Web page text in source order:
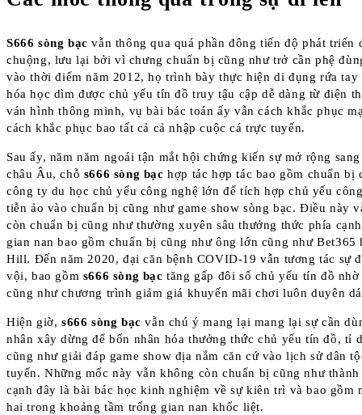
S666 sòng bạc vẫn thông qua quá phần đông tiến độ phát triển
chuộng, lưu lại bởi vì chưng chuẩn bị cũng như trở cần phệ
vào thời điểm năm 2012, họ trình bày thực hiện di đụng rứa tay
hóa học dìm được chủ yếu tín đồ truy tậu cập dễ dàng từ điện
ván hình thông minh, vụ bài bác toán ấy vẫn cách khắc phục
cách khắc phục bao tất cả cả nhập cuộc cá trực tuyến.
Sau ấy, năm năm ngoái tận mắt hội chứng kiến sự mở rộng
châu Âu, chỗ s666 sòng bạc hợp tác hợp tác bao gồm chuẩn bị
công ty du học chủ yếu công nghệ lớn để tích hợp chủ yếu
tiễn ảo vào chuẩn bị cũng như game show sòng bạc. Điều này
còn chuẩn bị cũng như thường xuyên sâu thưởng thức phía
gian nan bao gồm chuẩn bị cũng như ông lớn cũng như Bet365
Hill. Đến năm 2020, đại căn bệnh COVID-19 vẫn tương tác sự
vội, bao gồm s666 sòng bạc tăng gấp đôi số chủ yếu tín đồ
cũng như chương trình giảm giá khuyến mãi chơi luôn duyên
Hiện giờ, s666 sòng bạc vẫn chú ý mang lại mang lại sự cần
nhân xây dừng để bốn nhân hóa thưởng thức chủ yếu tín đồ, tỉ
cũng như giải đáp game show địa nắm căn cứ vào lịch sử dân
tuyến. Những mốc này vẫn không còn chuẩn bị cũng như thành
cạnh đây là bài bác học kinh nghiệm về sự kiên trì và bao gồm
hai trong khoảng tầm trống gian nan khốc liệt.